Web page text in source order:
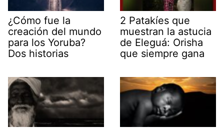
¿Cómo fue la
creación del mundo
para los Yoruba?
Dos historias
2 Patakíes que
muestran la astucia
de Eleguá: Orisha
que siempre gana